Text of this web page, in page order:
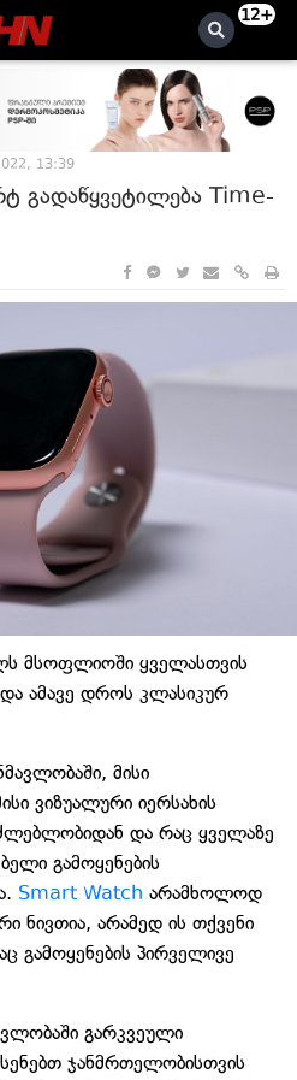
12+
13:39
გადაწყვეტილება Time-
მსოფლიოში ყველასთვის
ამავე დროს კლასიკურ
მისი
ვიზუალური იერსახის
და რაც ყველაზე
გამოყენების
Smart Watch არამხოლოდ
ნივთია, არამედ ის თქვენი
გამოყენების პირველივე
გარკვეული
ჯანმრთელობისთვის